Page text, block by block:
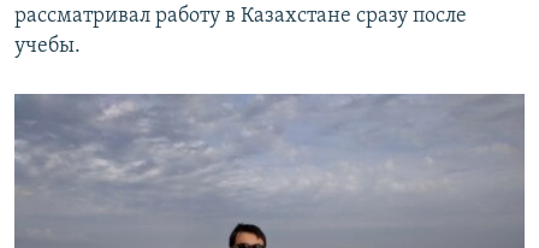
рассматривал работу в Казахстане сразу после
учебы.